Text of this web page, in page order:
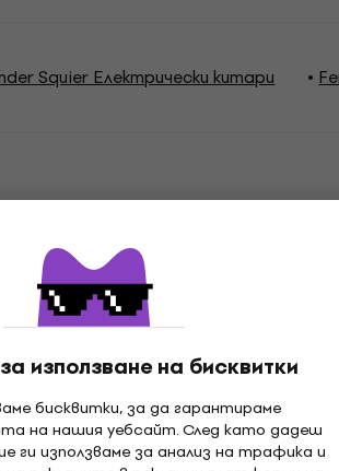
използване на бисквитки
бисквитки, за да гарантираме
на нашия уебсайт. След като дадеш
ги използваме за анализ на трафика и
Squier Електрически китари